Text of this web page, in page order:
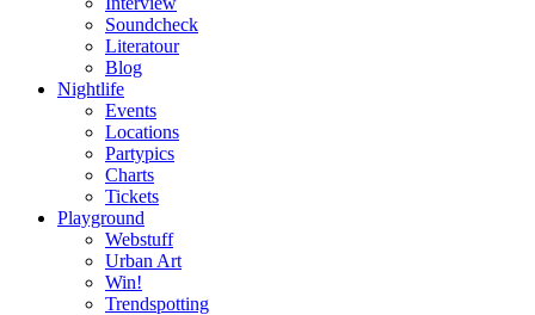
Soundcheck
Literatour
Blog
Nightlife
Events
Locations
Partypics
Charts
Tickets
Playground
Webstuff
Urban Art
Win!
Trendspotting